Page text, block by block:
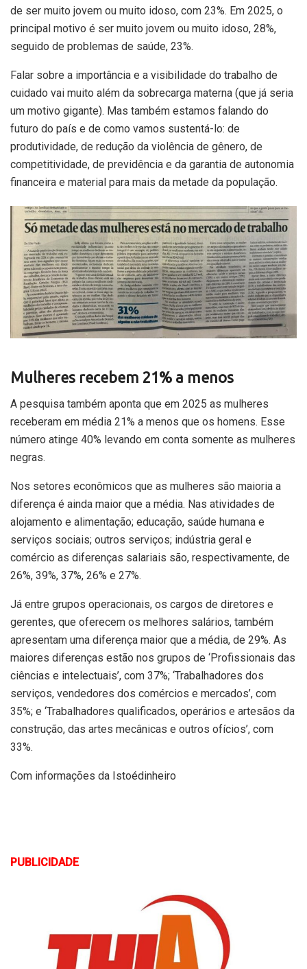
de ser muito jovem ou muito idoso, com 23%. Em 2025, o
principal motivo é ser muito jovem ou muito idoso, 28%,
seguido de problemas de saúde, 23%.
Falar sobre a importância e a visibilidade do trabalho de
cuidado vai muito além da sobrecarga materna (que já seria
um motivo gigante). Mas também estamos falando do
futuro do país e de como vamos sustentá-lo: de
produtividade, de redução da violência de gênero, de
competitividade, de previdência e da garantia de autonomia
financeira e material para mais da metade da população.
Mulheres recebem 21% a menos
A pesquisa também aponta que em 2025 as mulheres
receberam em média 21% a menos que os homens. Esse
número atinge 40% levando em conta somente as mulheres
negras.
Nos setores econômicos que as mulheres são maioria a
diferença é ainda maior que a média. Nas atividades de
alojamento e alimentação; educação, saúde humana e
serviços sociais; outros serviços; indústria geral e
comércio as diferenças salariais são, respectivamente, de
26%, 39%, 37%, 26% e 27%.
Já entre grupos operacionais, os cargos de diretores e
gerentes, que oferecem os melhores salários, também
apresentam uma diferença maior que a média, de 29%. As
maiores diferenças estão nos grupos de ‘Profissionais das
ciências e intelectuais’, com 37%; ‘Trabalhadores dos
serviços, vendedores dos comércios e mercados’, com
35%; e ‘Trabalhadores qualificados, operários e artesãos da
construção, das artes mecânicas e outros ofícios’, com
33%.
Com informações da Istoédinheiro
PUBLICIDADE